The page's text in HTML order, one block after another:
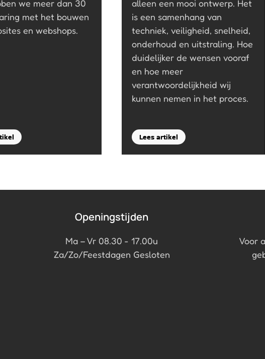
we meer dan 30
met het bouwen
en webshops.
alleen een mooi ontwerp. Het
is een samenhang van
techniek, veiligheid, snelheid,
onderhoud en uitstraling. Hoe
duidelijker de wensen vooraf
en hoe meer
verantwoordelijkheid wij
kunnen nemen in het proces.
Lees artikel
Openingstijden
Ma – Vr 08.30 - 17.00u
Za/Zo/Feestdagen Gesloten
Voor